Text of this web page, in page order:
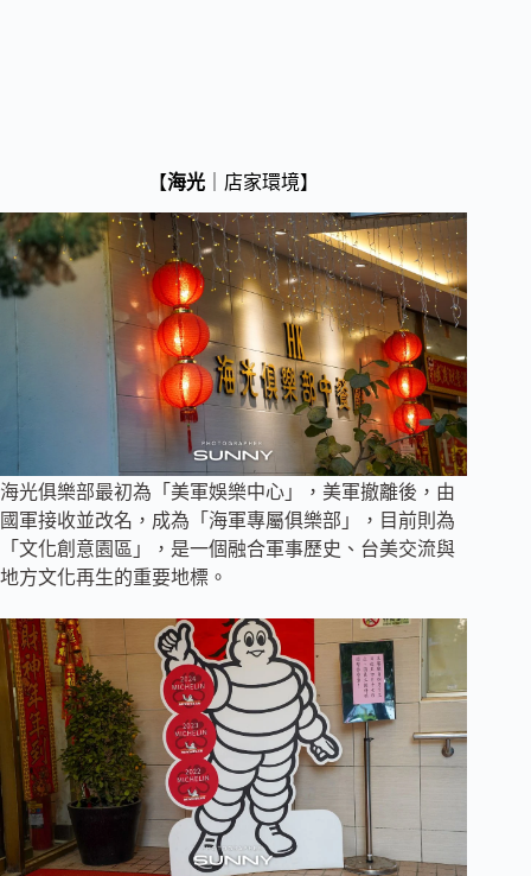
【海光 ｜店家環境】
海光俱樂部最初為「美軍娛樂中心」，美軍撤離後，由
國軍接收並改名，成為「海軍專屬俱樂部」，目前則為
「文化創意園區」，是一個融合軍事歷史、台美交流與
地方文化再生的重要地標。